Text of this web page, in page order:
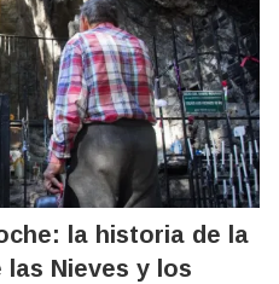
la historia de la
las Nieves y los